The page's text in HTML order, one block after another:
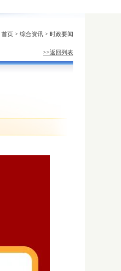
首页 > 综合资讯 > 时政要闻
>>返回列表